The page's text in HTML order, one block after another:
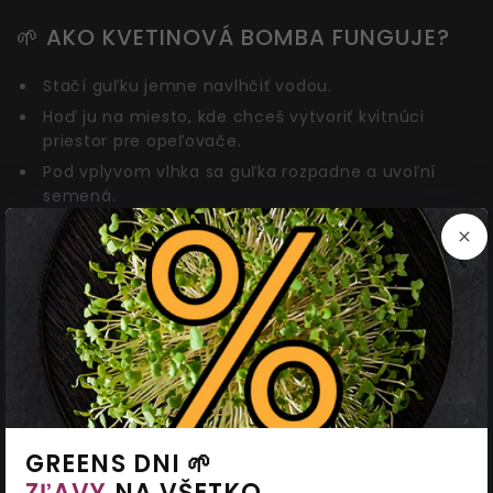
🌱 AKO KVETINOVÁ BOMBA FUNGUJE?
Stačí guľku jemne navlhčiť vodou.
Hoď ju na miesto, kde chceš vytvoriť kvitnúci
priestor pre opeľovače.
Pod vplyvom vlhka sa guľka rozpadne a uvoľní
semená.
Biohumus podporí rýchle klíčenie a rast koreňov.
Ideálne pre slnečné a polotienisté miesta.
👩‍🌾 PREČO SIAHNUŤ PO VESMÍRNEJ
BOMBE?
Šesť rôznych kvetinových zmesí v jednom balení.
Atraktívne pre včely, motýle aj čmeliaky.
Bez sejby a rýľovania – jednoduché použitie.
GREENS DNI 🌱